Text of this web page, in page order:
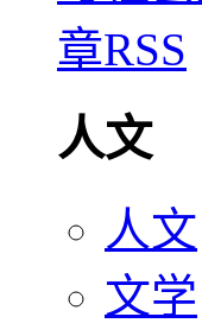
人文
人文
文学